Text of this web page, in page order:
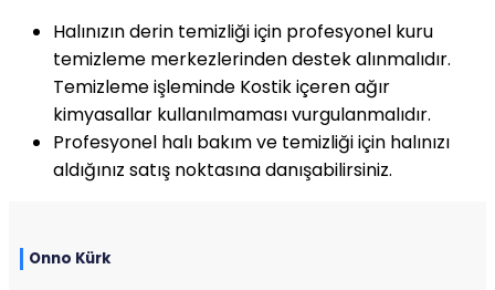
Halınızın derin temizliği için profesyonel kuru
temizleme merkezlerinden destek alınmalıdır.
Temizleme işleminde Kostik içeren ağır
kimyasallar kullanılmaması vurgulanmalıdır.
Profesyonel halı bakım ve temizliği için halınızı
aldığınız satış noktasına danışabilirsiniz.
Onno Kürk